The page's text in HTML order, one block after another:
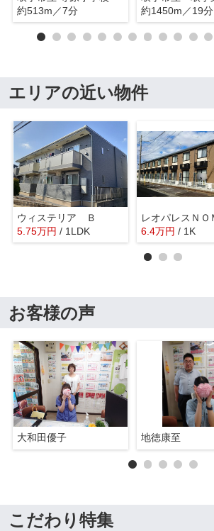
約513m／7分
約1450m／19分
エリアの近い物件
ウィステリア Ｂ
5.75万円 / 1LDK
6.4万円 / 1K
お客様の声
大和田優子 地徳康至
こだわり特集